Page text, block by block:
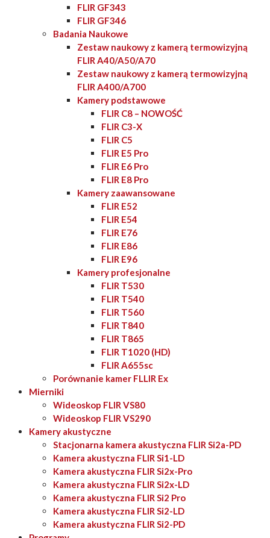
FLIR GF343
FLIR GF346
Badania Naukowe
Zestaw naukowy z kamerą termowizyjną
FLIR A40/A50/A70
Zestaw naukowy z kamerą termowizyjną
FLIR A400/A700
Kamery podstawowe
FLIR C8 – NOWOŚĆ
FLIR C3-X
FLIR C5
FLIR E5 Pro
FLIR E6 Pro
FLIR E8 Pro
Kamery zaawansowane
FLIR E52
FLIR E54
FLIR E76
FLIR E86
FLIR E96
Kamery profesjonalne
FLIR T530
FLIR T540
FLIR T560
FLIR T840
FLIR T865
FLIR T1020 (HD)
FLIR A655sc
Porównanie kamer FLLIR Ex
Mierniki
Wideoskop FLIR VS80
Wideoskop FLIR VS290
Kamery akustyczne
Stacjonarna kamera akustyczna FLIR Si2a-PD
Kamera akustyczna FLIR Si1-LD
Kamera akustyczna FLIR Si2x-Pro
Kamera akustyczna FLIR Si2x-LD
Kamera akustyczna FLIR Si2 Pro
Kamera akustyczna FLIR Si2-LD
Kamera akustyczna FLIR Si2-PD